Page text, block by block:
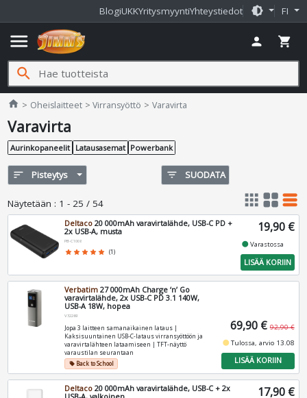
BlogiUKKYritysmyyntiYhteystiedot brightness_medium FI
menu person shopping_cart
search
home Jimms.fi
Oheislaitteet Virransyöttö Varavirta
Varavirta
Aurinkopaneelit Latausasemat Powerbank
sort Pisteytys filter_list SUODATA
Näytetään : 1 - 25 / 54 apps grid_view table_rows
Deltaco 20 000mAh varavirtalähde, USB-C PD +
2x USB-A, musta
PB-C1008
star star star star star (1)
19,90 €
fiber_manual_recordVarastossa
LISÄÄ KORIIN
Verbatim 27 000mAh Charge ‘n’ Go
varavirtalähde, 2x USB-C PD 3.1 140W,
USB-A 18W, hopea
V32269
Jopa 3 laitteen samanaikainen lataus |
Kaksisuuntainen USB-C-lataus virransyöttöön ja
varavirtalähteen lataamiseen | TFT-näyttö
varaustilan seurantaan
local_offerBack to School
69,90 € 92,90 €
fiber_manual_recordTulossa, arvio 13.08
LISÄÄ KORIIN
Deltaco 20 000mAh varavirtalähde, USB-C + 2x
17,90 €